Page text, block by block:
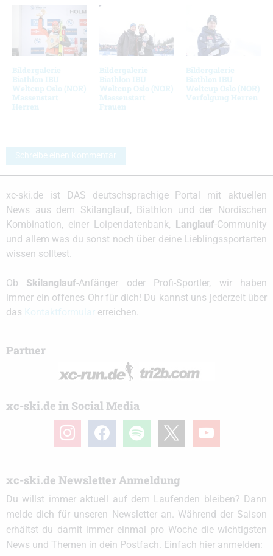
Bildergalerie
Biathlon IBU
Weltcup Oslo (NOR)
Massenstart
Herren
Bildergalerie
Biathlon IBU
Weltcup Oslo (NOR)
Massenstart
Frauen
Bildergalerie
Biathlon IBU
Weltcup Oslo (NOR)
Verfolgung Herren
Schreibe einen Kommentar
xc-ski.de ist DAS deutschsprachige Portal mit aktuellen
News aus dem Skilanglauf, Biathlon und der Nordischen
Kombination, einer Loipendatenbank,
Langlauf-Community
und allem was du sonst noch über deine Lieblingssportarten
wissen solltest.
Ob Skilanglauf-Anfänger oder Profi-Sportler, wir haben
immer ein offenes Ohr für dich! Du kannst uns jederzeit über
das
erreichen.
Partner
xc-ski.de in Social Media
instagramfacebook spotify youtube
xc-ski.de Newsletter Anmeldung
Du willst immer aktuell auf dem Laufenden bleiben? Dann
melde dich für unseren Newsletter an. Während der Saison
erhältst du damit immer einmal pro Woche die wichtigsten
News und Themen in dein Postfach. Einfach hier anmelden: